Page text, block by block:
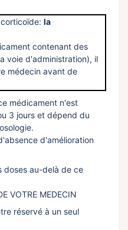
corticoïde:la
contenant des
voie d'administration), il
médecin avant de
médicament n'est
3 jours et dépend du
d'amélioration
doses au-delà de ce
VOTRE MEDECIN
réservé à un seul